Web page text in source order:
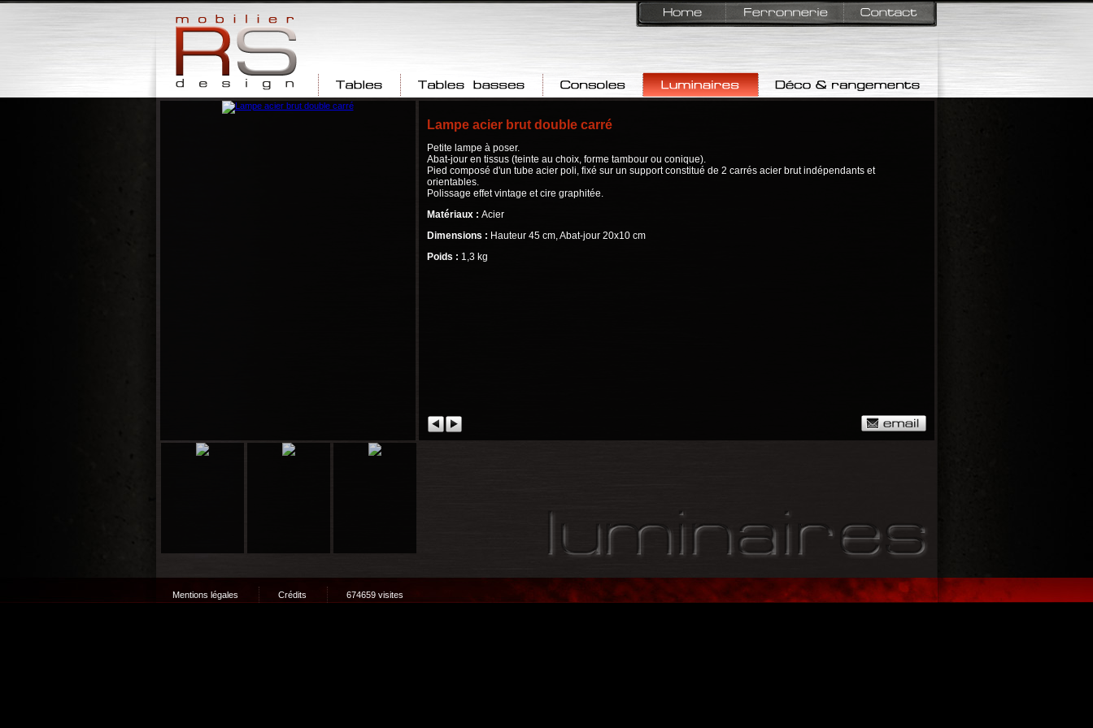
Tables Tables basses Consoles & Bars Luminaires Déco & rangements
Lampe acier brut double carré
Petite lampe à poser.
Abat-jour en tissus (teinte au choix, forme tambour ou conique).
Pied composé d'un tube acier poli, fixé sur un support constitué de 2 carrés acier brut indépendants et
orientables.
Polissage effet vintage et cire graphitée.
Matériaux : Acier
Dimensions : Hauteur 45 cm, Abat-jour 20x10 cm
Poids : 1,3 kg
Mentions légales Crédits 674659 visites